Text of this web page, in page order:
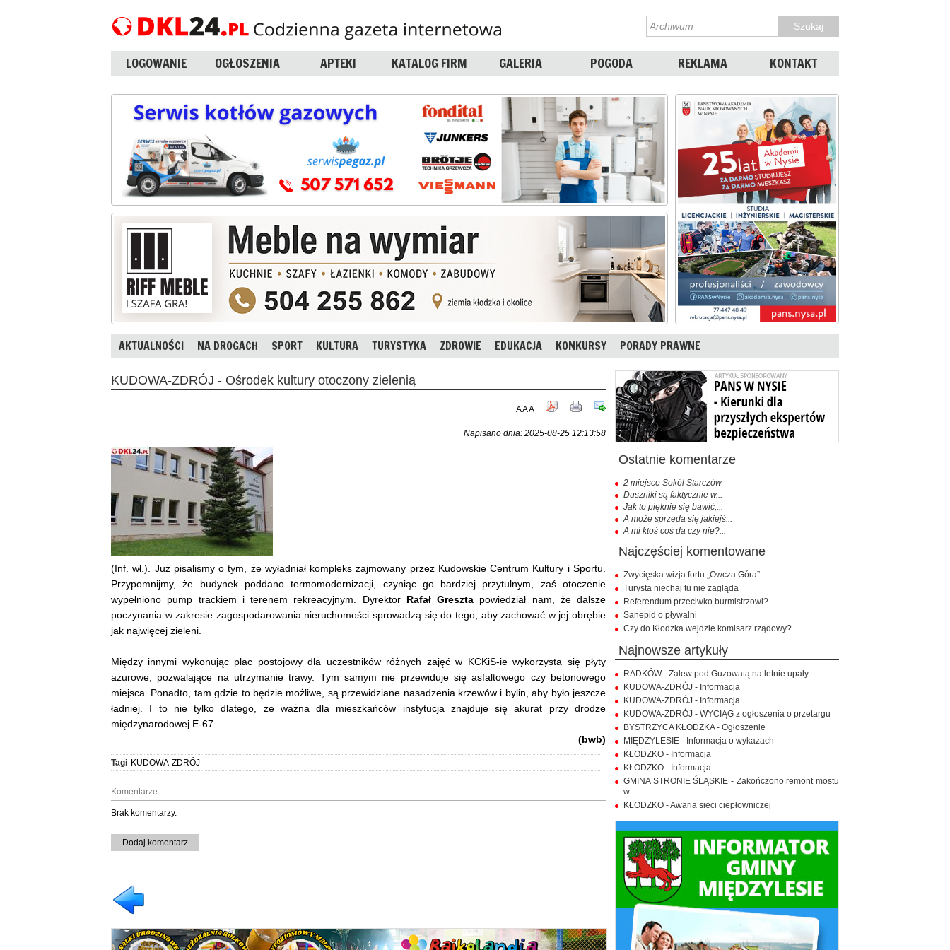
LOGOWANIE OGŁOSZENIA APTEKI KATALOG FIRM GALERIA POGODA REKLAMA KONTAKT
AKTUALNOŚCI NA DROGACH SPORT KULTURA TURYSTYKA ZDROWIE EDUKACJA KONKURSY PORADY PRAWNE
KUDOWA-ZDRÓJ - Ośrodek kultury otoczony zielenią
AAA
Napisano dnia: 2025-08-25 12:13:58
(Inf. wł.). Już pisaliśmy o tym, że wyładniał kompleks zajmowany przez Kudowskie Centrum Kultury i Sportu.
Przypomnijmy, że budynek poddano termomodernizacji, czyniąc go bardziej przytulnym, zaś otoczenie
wypełniono pump trackiem i terenem rekreacyjnym. Dyrektor Rafał Greszta powiedział nam, że dalsze
poczynania w zakresie zagospodarowania nieruchomości sprowadzą się do tego, aby zachować w jej obrębie
jak najwięcej zieleni.
Między innymi wykonując plac postojowy dla uczestników różnych zajęć w KCKiS-ie wykorzysta się płyty
ażurowe, pozwalające na utrzymanie trawy. Tym samym nie przewiduje się asfaltowego czy betonowego
miejsca. Ponadto, tam gdzie to będzie możliwe, są przewidziane nasadzenia krzewów i bylin, aby było jeszcze
ładniej. I to nie tylko dlatego, że ważna dla mieszkańców instytucja znajduje się akurat przy drodze
międzynarodowej E-67.
(bwb)
Tagi KUDOWA-ZDRÓJ
Komentarze:
Brak komentarzy.
Dodaj komentarz
ostatnie komentarze
2 miejsce Sokół Starczów
Duszniki są faktycznie w...
Jak to pięknie się bawić,...
A może sprzeda się jakiejś...
A mi ktoś coś da czy nie?...
najczęściej komentowane
Zwycięska wizja fortu „Owcza Góra”
Turysta niechaj tu nie zagląda
Referendum przeciwko burmistrzowi?
Sanepid o pływalni
Czy do Kłodzka wejdzie komisarz rządowy?
najnowsze artykuły
RADKÓW - Zalew pod Guzowatą na letnie upały
KUDOWA-ZDRÓJ - Informacja
KUDOWA-ZDRÓJ - Informacja
KUDOWA-ZDRÓJ - WYCIĄG z ogłoszenia o przetargu
BYSTRZYCA KŁODZKA - Ogłoszenie
MIĘDZYLESIE - Informacja o wykazach
KŁODZKO - Informacja
KŁODZKO - Informacja
GMINA STRONIE ŚLĄSKIE - Zakończono remont mostu
w...
KŁODZKO - Awaria sieci ciepłowniczej